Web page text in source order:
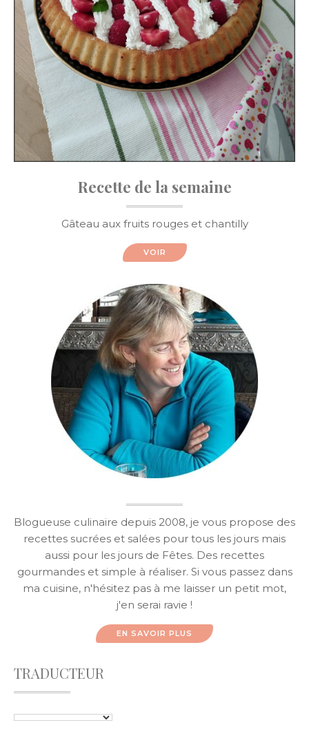
Recette de la semaine
Gâteau aux fruits rouges et chantilly
VOIR
Blogueuse culinaire depuis 2008, je vous propose des
recettes sucrées et salées pour tous les jours mais
aussi pour les jours de Fêtes. Des recettes
gourmandes et simple à réaliser. Si vous passez dans
ma cuisine, n'hésitez pas à me laisser un petit mot,
j'en serai ravie !
EN SAVOIR PLUS
TRADUCTEUR